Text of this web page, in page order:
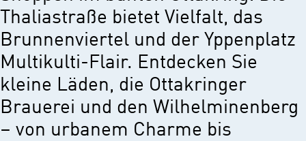
Thaliastraße bietet Vielfalt, das
Brunnenviertel und der Yppenplatz
Multikulti-Flair. Entdecken Sie
kleine Läden, die Ottakringer
Brauerei und den Wilhelminenberg
– von urbanem Charme bis